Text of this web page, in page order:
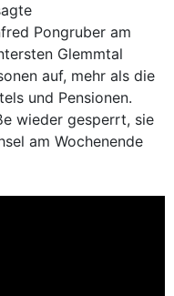
Pongruber am
Glemmtal
auf, mehr als die
und Pensionen.
wieder gesperrt, sie
am Wochenende